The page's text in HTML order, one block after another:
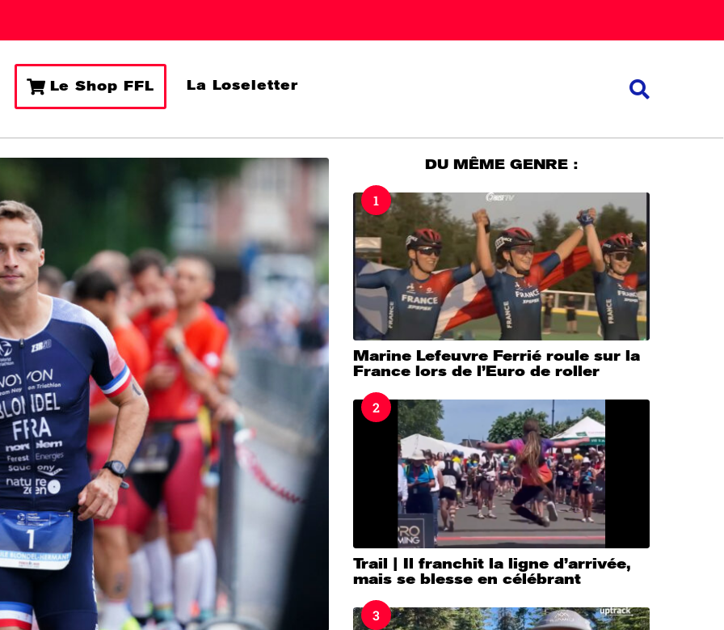
Le Shop FFL La Loseletter
DU MÊME GENRE :
1
Marine Lefeuvre Ferrié roule sur la
France lors de l’Euro de roller
2
Trail | Il franchit la ligne d’arrivée,
mais se blesse en célébrant
3